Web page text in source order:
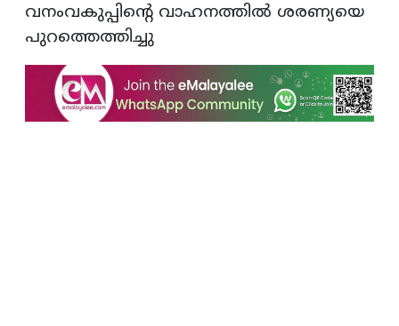
വനംവകുപ്പിന്റെ വാഹനത്തിൽ ശരണ്യയെ
പുറത്തെത്തിച്ചു